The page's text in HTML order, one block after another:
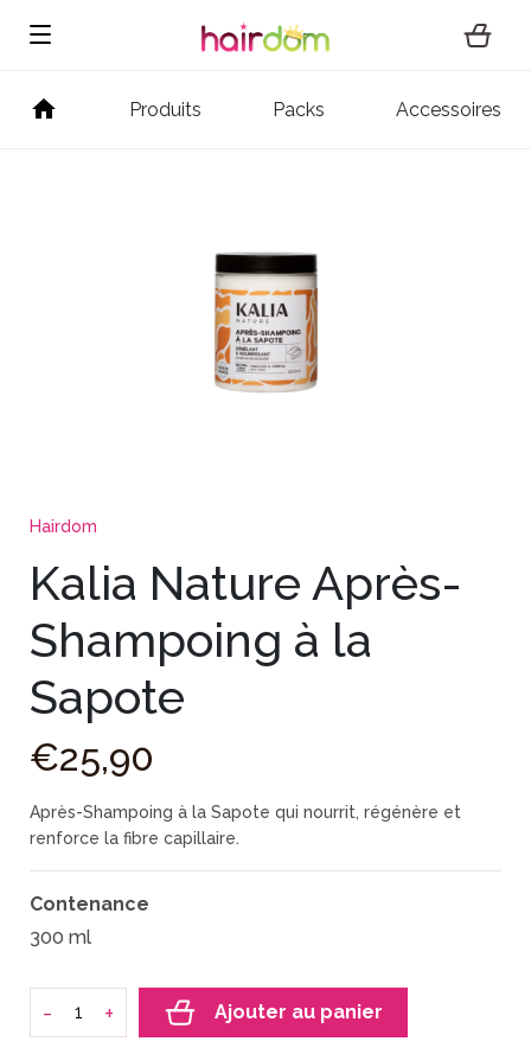
Produits Packs Accessoires
Hairdom
Kalia Nature Après-
Shampoing à la
Sapote
€25,90
Après-Shampoing à la Sapote qui nourrit, régénère et
renforce la fibre capillaire.
Contenance
300 ml
+
- Ajouter au panier